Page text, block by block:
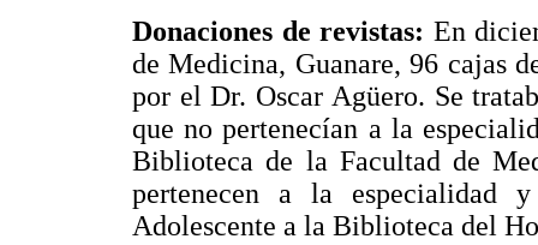
Donaciones de revistas: En
de Medicina, Guanare, 96 cajas
por el Dr. Oscar Agüero. Se
que no pertenecían a la
Biblioteca de la Facultad de
pertenecen a la especialidad
Adolescente a la Biblioteca del